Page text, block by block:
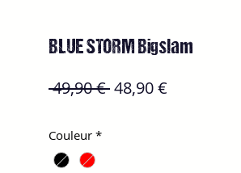
BLUE STORM Bigslam
49,90 € Prix
48,90 €
Couleur *